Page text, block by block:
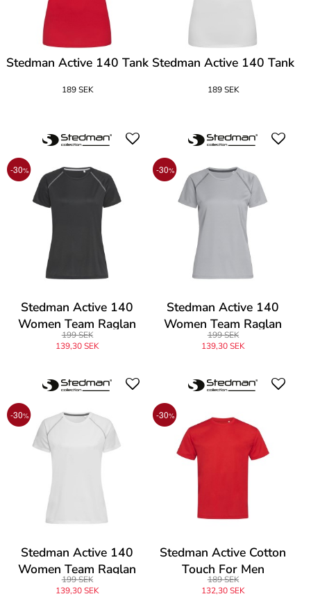
Stedman Active 140 Tank
189 SEK
Stedman Active 140 Tank
189 SEK
-30%
Stedman Active 140
Women Team Raglan
199 SEK
139,30 SEK
-30%
Stedman Active 140
Women Team Raglan
199 SEK
139,30 SEK
-30%
Stedman Active 140
Women Team Raglan
199 SEK
139,30 SEK
-30%
Stedman Active Cotton
Touch For Men
189 SEK
132,30 SEK